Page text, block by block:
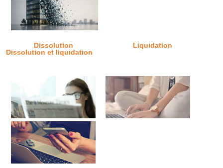
Dissolution
Liquidation
Dissolution et liquidation